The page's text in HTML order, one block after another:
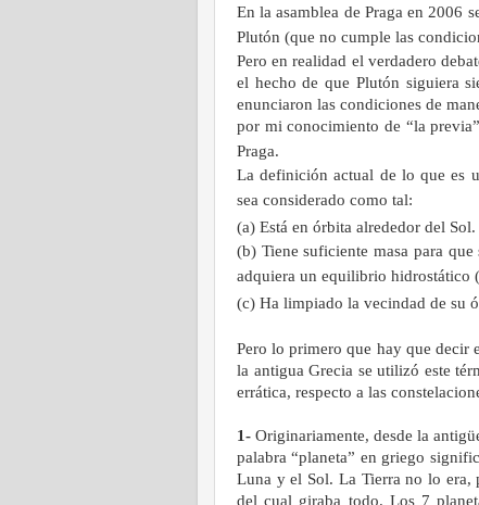
En la asamblea de Praga en 2006
Plutón (que no cumple las
Pero en realidad el verdadero
el hecho de que Plutón siguiera
enunciaron las condiciones de
por mi conocimiento de “la
Praga.
La definición actual de lo que es
sea considerado como tal:
(a) Está en órbita alrededor del Sol.
(b) Tiene suficiente masa para
adquiera un equilibrio hidrostático
(c) Ha limpiado la vecindad de su
Pero lo primero que hay que decir
la antigua Grecia se utilizó este
errática, respecto a las
1- Originariamente, desde la
palabra “planeta” en griego
Luna y el Sol. La Tierra no lo era,
del cual giraba todo. Los 7